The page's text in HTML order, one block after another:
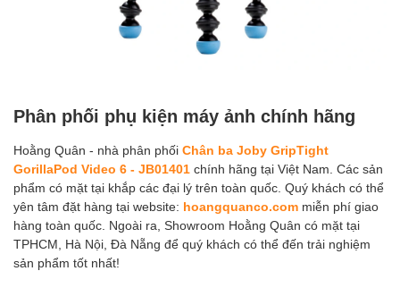
Phân phối phụ kiện máy ảnh chính hãng
Hoằng Quân - nhà phân phối Chân ba Joby GripTight
GorillaPod Video 6 - JB01401 chính hãng tại Việt Nam. Các sản
phẩm có mặt tại khắp các đại lý trên toàn quốc. Quý khách có thể
yên tâm đặt hàng tại website: hoangquanco.com miễn phí giao
hàng toàn quốc. Ngoài ra, Showroom Hoằng Quân có mặt tại
TPHCM, Hà Nội, Đà Nẵng để quý khách có thể đến trải nghiệm
sản phẩm tốt nhất!